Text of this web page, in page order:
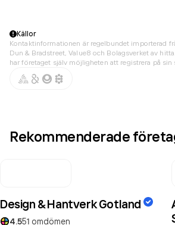
Källor
Kontaktinformationen är regelbundet importerad
Dun & Bradstreet, Value8 och Bolagsverket av
har företaget själv möjligheten att registrera på sin
Rekommenderade
Design & Hantverk Gotland
4.551 omdömen